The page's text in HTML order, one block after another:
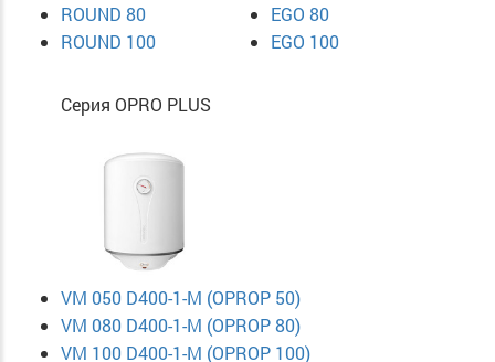
ROUND 80
ROUND 100
EGO 80
EGO 100
Серия OPRO PLUS
VM 050 D400-1-M (OPROP 50)
VM 080 D400-1-M (OPROP 80)
VM 100 D400-1-M (OPROP 100)